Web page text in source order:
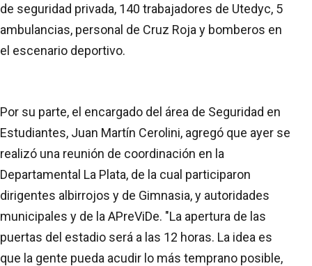
de seguridad privada, 140 trabajadores de Utedyc, 5
ambulancias, personal de Cruz Roja y bomberos en
el escenario deportivo.
Por su parte, el encargado del área de Seguridad en
Estudiantes, Juan Martín Cerolini, agregó que ayer se
realizó una reunión de coordinación en la
Departamental La Plata, de la cual participaron
dirigentes albirrojos y de Gimnasia, y autoridades
municipales y de la APreViDe. "La apertura de las
puertas del estadio será a las 12 horas. La idea es
que la gente pueda acudir lo más temprano posible,